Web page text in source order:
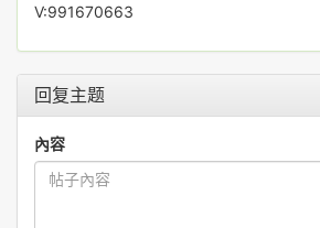
V:991670663
回复主题
內容